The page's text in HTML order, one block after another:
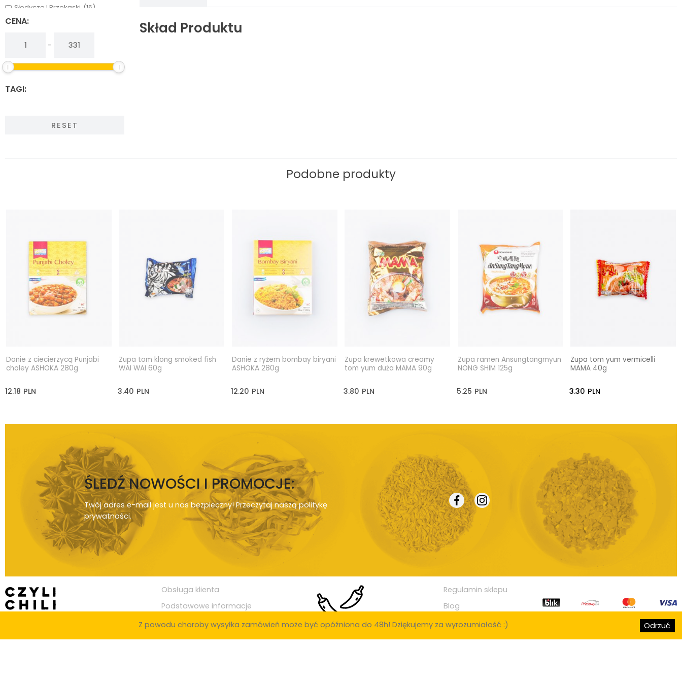
Słodycze I Przekąski (16)
Warzywa, Grzyby I Owoce
CENA:
-
TAGI:
RESET
Skład Produktu
Podobne produkty
Danie z ciecierzycą Punjabi
choley ASHOKA 280g
12.18 PLN
Zupa tom klong smoked fish
WAI WAI 60g
3.40 PLN
Danie z ryżem bombay biryani
ASHOKA 280g
12.20 PLN
Zupa krewetkowa creamy
tom yum duża MAMA 90g
3.80 PLN
Zupa ramen Ansungtangmyun
NONG SHIM 125g
5.25 PLN
Zupa tom yum vermicelli
MAMA 40g
3.30 PLN
ŚLEDŹ NOWOŚCI I PROMOCJE:
Twój adres e-mail jest u nas bezpieczny! Przeczytaj nasząpolitykę
prywatności.
Obsługa klienta
Podstawowe informacje
Regulamin sklepu
Blog
Z powodu choroby wysyłka zamówień może być opóźniona do 48h! Dziękujemy za wyrozumiałość :) Odrzuć